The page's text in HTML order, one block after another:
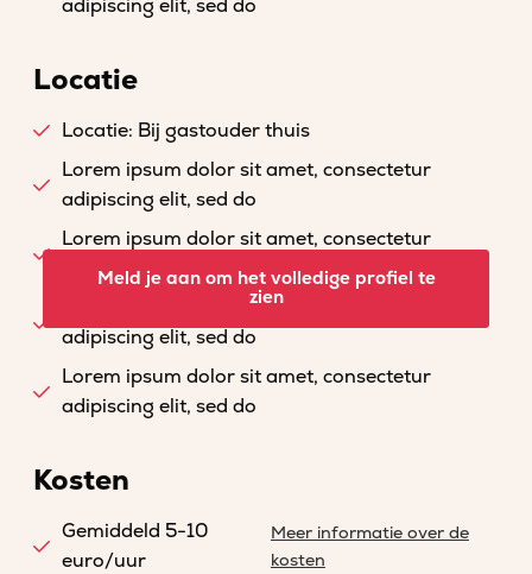
adipiscing elit, sed do
Locatie
Locatie: Bij gastouder thuis
Lorem ipsum dolor sit amet, consectetur
adipiscing elit, sed do
Lorem ipsum dolor sit amet, consectetur
adipiscing elit, sed do
Lorem ipsum dolor sit amet, consectetur
adipiscing elit, sed do
Lorem ipsum dolor sit amet, consectetur
adipiscing elit, sed do
Meld je aan om het volledige profiel te
zien
Kosten
Gemiddeld 5-10
euro/uur
Meer informatie over de
kosten